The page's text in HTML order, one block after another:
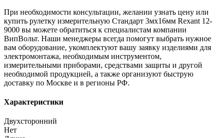
При необходимости консультации, желании узнать цену или
купить рулетку измерительную Стандарт 3мх16мм Rexant 12-
9000 вы можете обратиться к специалистам компании
ВипВольт. Наши менеджеры всегда помогут выбрать нужное
вам оборудование, укомплектуют вашу заявку изделиями для
электромонтажа, необходимым инструментом,
измерительными приборами, средствами защиты и другой
необходимой продукцией, а также организуют быструю
доставку по Москве и в регионы РФ.
Характеристики
Двухсторонний
Нет